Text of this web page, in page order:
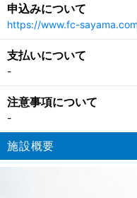
申込みについて
https://www.fc-
支払いについて
-
注意事項について
-
施設概要